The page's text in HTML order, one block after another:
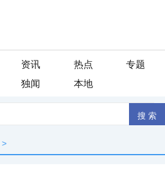
资讯 热点
专题
独闻 本地
>